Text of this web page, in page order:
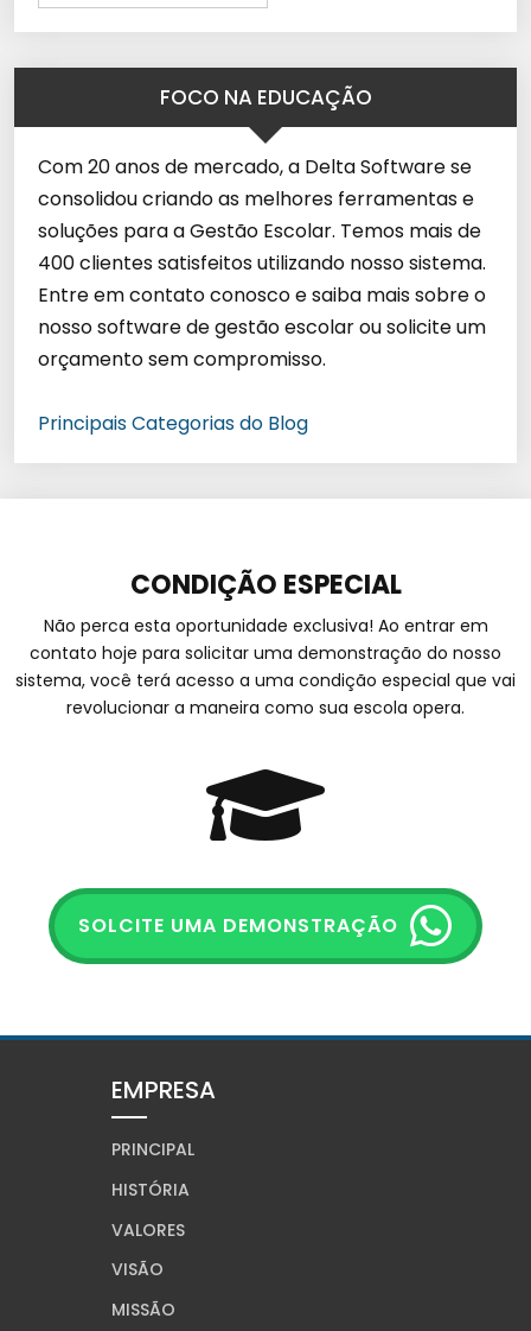
FOCO NA EDUCAÇÃO
Com 20 anos de mercado, a Delta Software se
consolidou criando as melhores ferramentas e
soluções para a Gestão Escolar. Temos mais de
400 clientes satisfeitos utilizando nosso sistema.
Entre em contato conosco e saiba mais sobre o
nosso software de gestão escolar ou solicite um
orçamento sem compromisso.
Principais Categorias do Blog
CONDIÇÃO ESPECIAL
Não perca esta oportunidade exclusiva! Ao entrar em
contato hoje para solicitar uma demonstração do nosso
sistema, você terá acesso a uma condição especial que vai
revolucionar a maneira como sua escola opera.
SOLCITE UMA DEMONSTRAÇÃO
EMPRESA
PRINCIPAL
HISTÓRIA
VALORES
VISÃO
MISSÃO